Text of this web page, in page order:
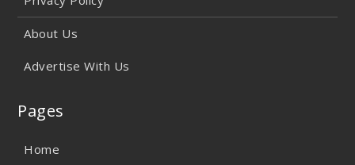
About Us
Advertise With Us
Pages
Home